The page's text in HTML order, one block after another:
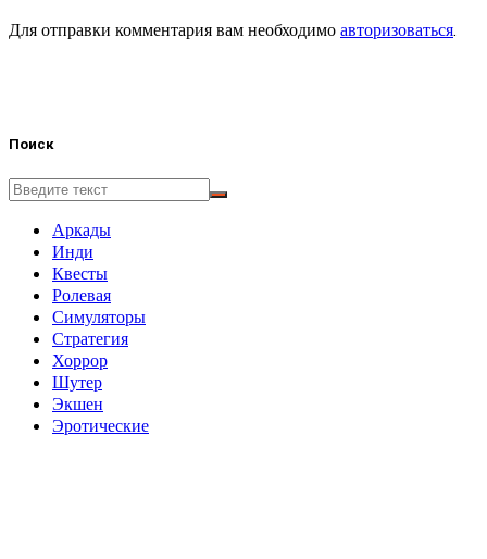
Для отправки комментария вам необходимо авторизоваться.
Поиск
Аркады
Инди
Квесты
Ролевая
Симуляторы
Стратегия
Хоррор
Шутер
Экшен
Эротические